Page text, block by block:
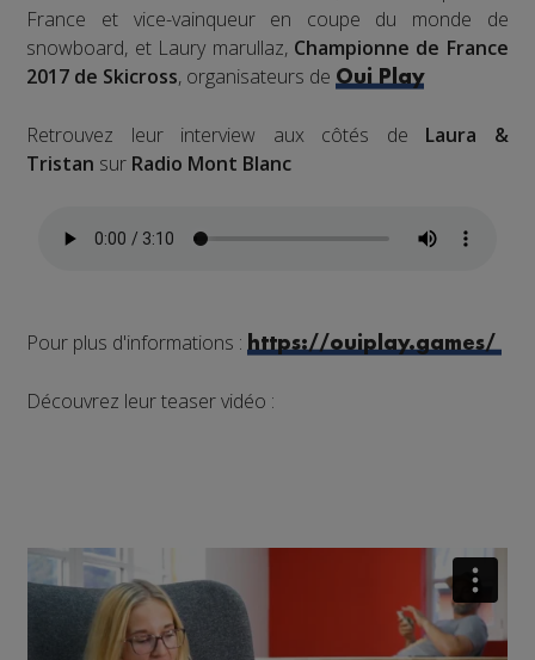
France et vice-vainqueur en coupe du monde de
snowboard, et Laury marullaz, Championne de France
2017 de Skicross, organisateurs deOui Play
Retrouvez leur interview aux côtés de Laura &
Tristan sur Radio Mont Blanc
Pour plus d'informations : https://ouiplay.games/
Découvrez leur teaser vidéo :